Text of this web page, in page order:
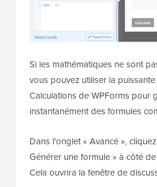
Si les mathématiques ne sont
vous pouvez utiliser la
Calculations de WPForms pour
instantanément des formules
Dans l'onglet « Avancé »,
Générer une formule » à côté
Cela ouvrira la fenêtre de